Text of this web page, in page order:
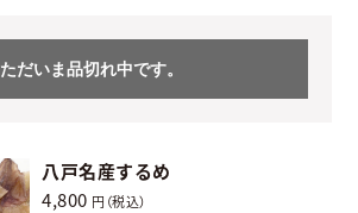
ただいま品切れ中です。
八戸名産するめ
4,800 円（税込）